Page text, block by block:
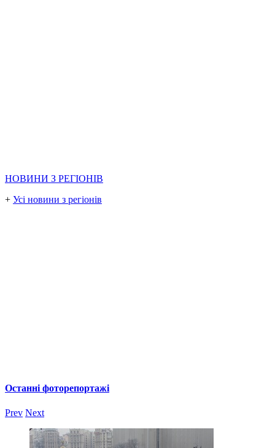
НОВИНИ З РЕГІОНІВ
+ Усі новини з регіонів
Останні фоторепортажі
Prev Next